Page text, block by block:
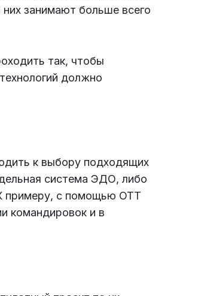
них занимают больше всего
так, чтобы
должно
к выбору подходящих
система ЭДО, либо
примеру, с помощью OTT
командировок и в